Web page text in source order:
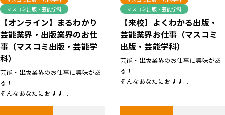
マスコミ出版・芸能学科
【オンライン】まるわかり
芸能業界・出版業界のお仕
事（マスコミ出版・芸能学
科）
芸能・出版業界のお仕事に興味があ
る！
そんなあなたにおすす...
マスコミ出版・芸能学科
【来校】よくわかる出版・
芸能業界お仕事（マスコミ
出版・芸能学科）
芸能・出版業界のお仕事に興味があ
る！
そんなあなたにおすす...